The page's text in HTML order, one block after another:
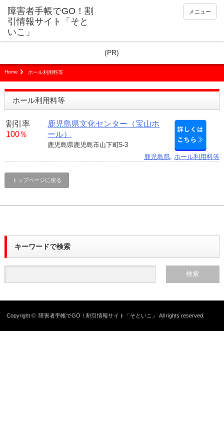
障害者手帳でGO！割
引情報サイト「そと
いこ」
メニュー
(PR)
Home ホール利用料等
ホール利用料等
割引率
100％
鹿児島県文化センター（宝山ホ
ール）
鹿児島県鹿児島市山下町5-3
鹿児島県
ホール利用料等
トップページに戻る
キーワードで検索
Copyright ©障害者手帳でGO！割引情報サイト「そといこ」 All rights reserved.